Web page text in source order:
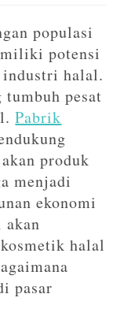
populasi
potensi
industri halal.
tumbuh pesat
Pabrik
produk
menjadi
ekonomi
halal
pasar